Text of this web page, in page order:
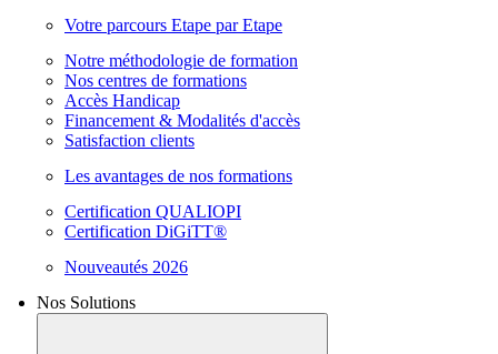
Votre parcours Etape par Etape
Notre méthodologie de formation
Nos centres de formations
Accès Handicap
Financement & Modalités d'accès
Satisfaction clients
Les avantages de nos formations
Certification QUALIOPI
Certification DiGiTT®
Nouveautés 2026
Nos Solutions